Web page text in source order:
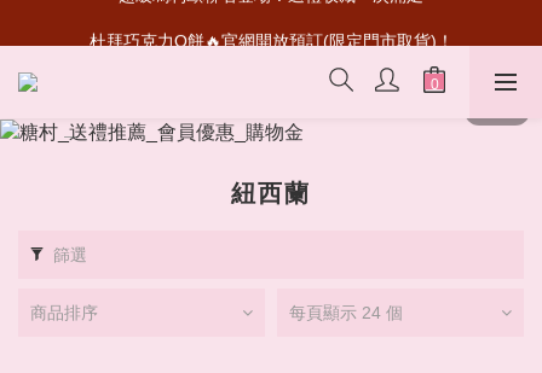
首次加入會員💰送50元購物金
超級瑪利歐聯名登場！送禮收藏一次滿足
紐西蘭
篩選
商品排序 每頁顯示 24 個